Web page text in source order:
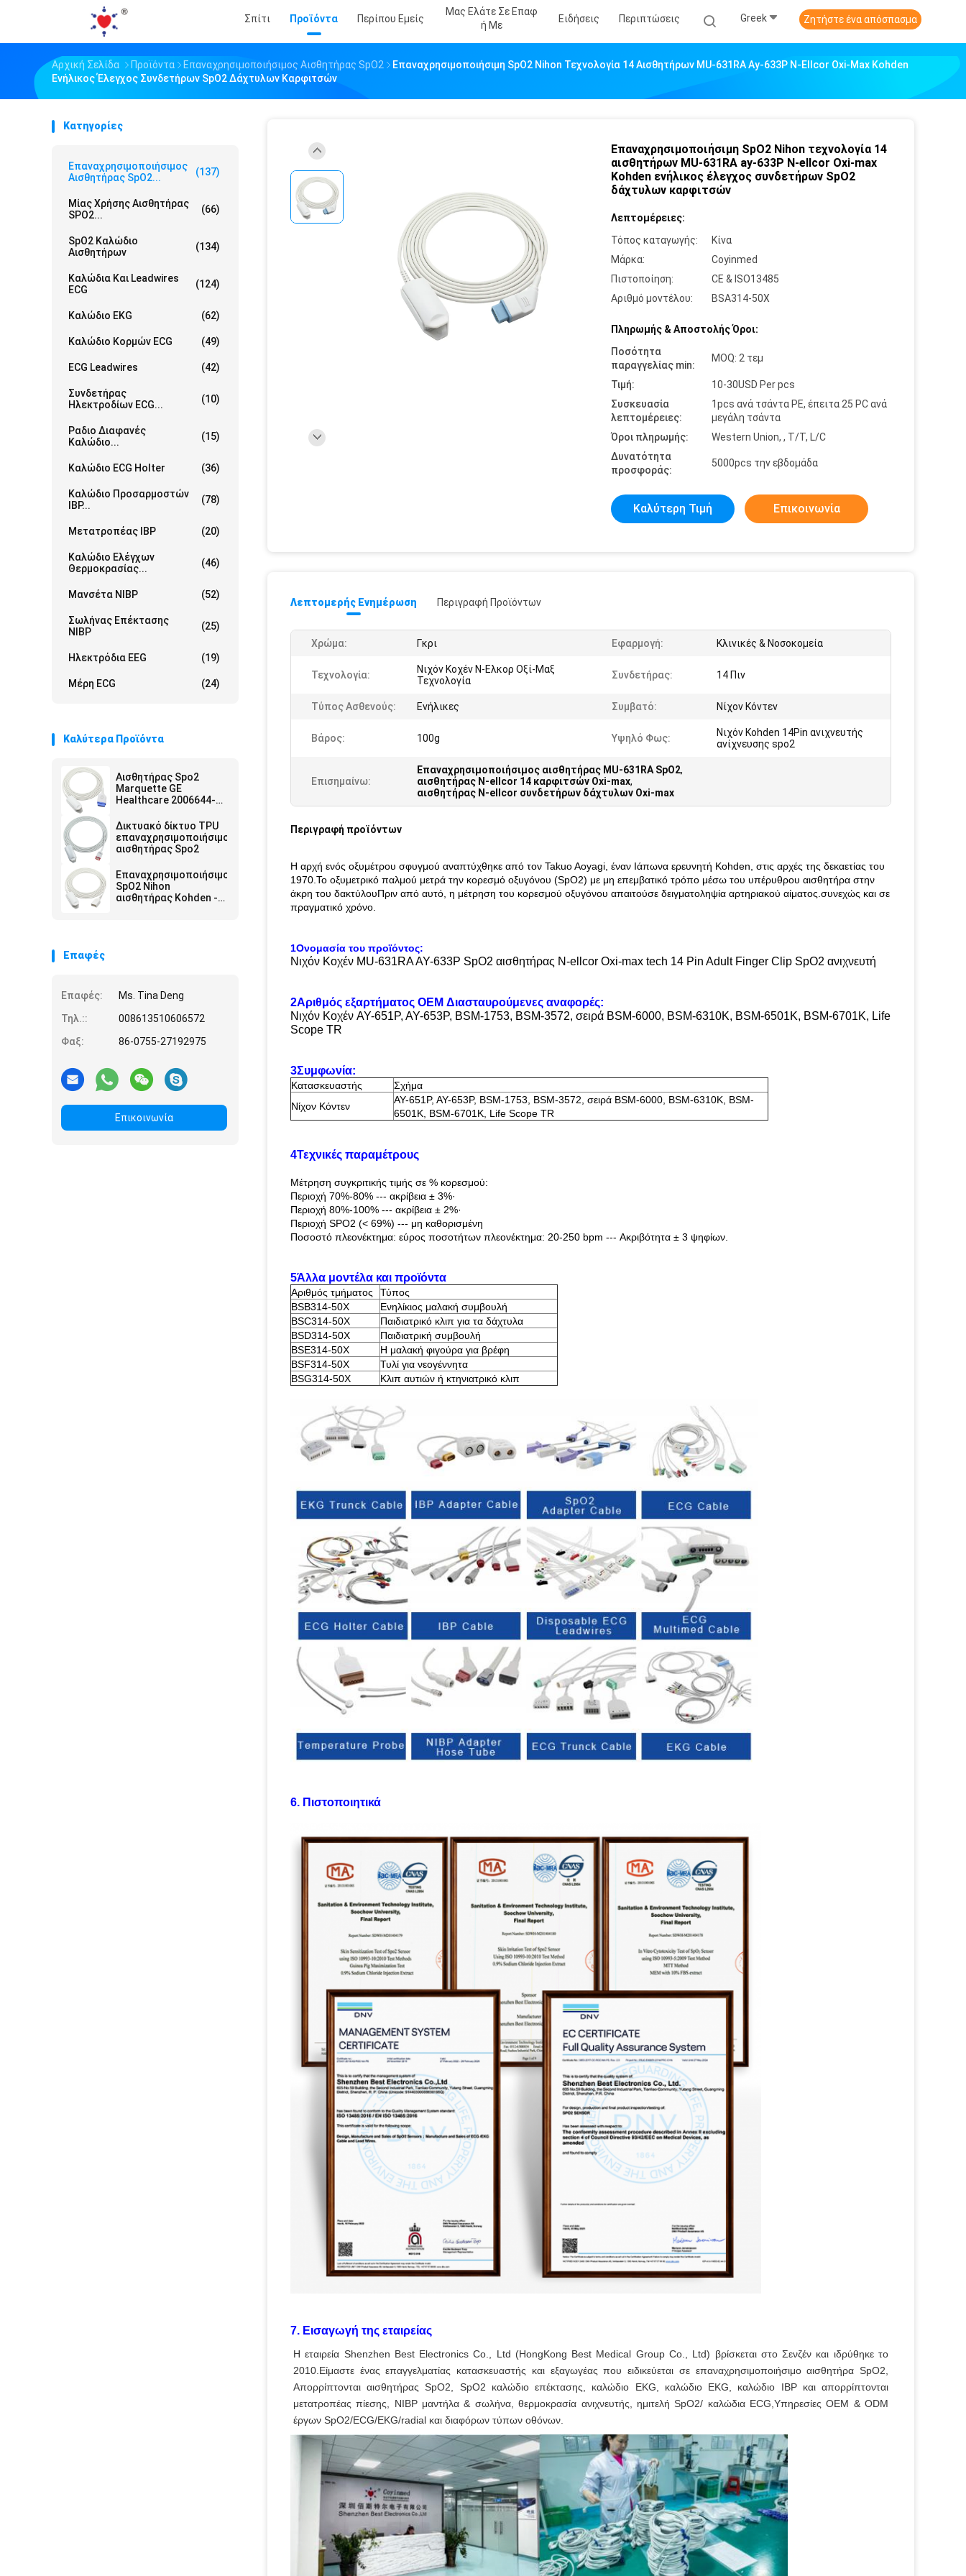
Σπίτι Προϊόντα Περίπου Εμείς
Μας Ελάτε Σε Επαφ
Ή Με
Ειδήσεις Περιπτώσεις Greek Ζητήστε ένα απόσπασμα
Αρχική Σελίδα Προϊόντα Επαναχρησιμοποιήσιμος Αισθητήρας SpO2
Επαναχρησιμοποιήσιμη SpO2 Nihon Τεχνολογία 14 Αισθητήρων MU-631RA Ay-633P N-Ellcor Oxi-Max Kohden
Ενήλικος Έλεγχος Συνδετήρων SpO2 Δάχτυλων Καρφιτσών
Κατηγορίες
Επαναχρησιμοποιήσιμος
Αισθητήρας SpO2...
(137)
Μίας Χρήσης Αισθητήρας
SPO2...
(66)
SpO2 Καλώδιο
Αισθητήρων
(134)
Καλώδια Και Leadwires
ECG
(124)
Καλώδιο EKG (62)
Καλώδιο Κορμών ECG (49)
ECG Leadwires (42)
Συνδετήρας
Ηλεκτροδίων ECG...
(10)
Ραδιο Διαφανές
Καλώδιο...
(15)
Καλώδιο ECG Holter (36)
Καλώδιο Προσαρμοστών
IBP...
(78)
Μετατροπέας IBP (20)
Καλώδιο Ελέγχων
Θερμοκρασίας...
(46)
Μανσέτα NIBP (52)
Σωλήνας Επέκτασης
NIBP
(25)
Ηλεκτρόδια EEG (19)
Μέρη ECG (24)
Καλύτερα Προϊόντα
Αισθητήρας Spo2
Marquette GE
Healthcare 2006644-
Δικτυακό δίκτυο TPU
επαναχρησιμοποιήσιμος
αισθητήρας Spo2
Επαναχρησιμοποιήσιμος
SpO2 Nihon
αισθητήρας Kohden -
Επαφές
Επαφές:
Ms. Tina Deng
Τηλ.::
008613510606572
Φαξ:
86-0755-27192975
Επικοινωνία
Επαναχρησιμοποιήσιμη SpO2 Nihon τεχνολογία 14
αισθητήρων MU-631RA ay-633P N-ellcor Oxi-max
Kohden ενήλικος έλεγχος συνδετήρων SpO2
δάχτυλων καρφιτσών
Λεπτομέρειες:
Τόπος καταγωγής:
Κίνα
Μάρκα:
Coyinmed
Πιστοποίηση:
CE & ISO13485
Αριθμό μοντέλου:
BSA314-50X
Πληρωμής & Αποστολής Όροι:
Ποσότητα
παραγγελίας min:
MOQ: 2 τεμ
Τιμή:
10-30USD Per pcs
Συσκευασία
λεπτομέρειες:
1pcs ανά τσάντα PE, έπειτα 25 PC ανά
μεγάλη τσάντα
Όροι πληρωμής:
Western Union, , T/T, L/C
Δυνατότητα
προσφοράς:
5000pcs την εβδομάδα
Καλύτερη Τιμή Επικοινωνία
Λεπτομερής Ενημέρωση Περιγραφή Προϊόντων
Χρώμα: Γκρι Εφαρμογή: Κλινικές & Νοσοκομεία
Τεχνολογία:
Νιχόν Κοχέν Ν-Ελκορ Οξί-Μαξ
Τεχνολογία
Συνδετήρας: 14 Πιν
Τύπος Ασθενούς: Ενήλικες Συμβατό: Νίχον Κόντεν
Βάρος: 100g Υψηλό Φως:
Νιχόν Kohden 14Pin ανιχνευτής
ανίχνευσης spo2
Επισημαίνω:
Επαναχρησιμοποιήσιμος αισθητήρας MU-631RA SpO2,
αισθητήρας N-ellcor 14 καρφιτσών Oxi-max,
αισθητήρας N-ellcor συνδετήρων δάχτυλων Oxi-max
Περιγραφή προϊόντων
Η αρχή ενός οξυμέτρου σφυγμού αναπτύχθηκε από τον Takuo Aoyagi, έναν Ιάπωνα ερευνητή Kohden, στις αρχές της δεκαετίας του
1970.Το οξυμετρικό παλμού μετρά την κορεσμό οξυγόνου (SpO2) με μη επεμβατικό τρόπο μέσω του υπέρυθρου αισθητήρα στην
άκρη του δακτύλουΠριν από αυτό, η μέτρηση του κορεσμού οξυγόνου απαιτούσε δειγματοληψία αρτηριακού αίματος.συνεχώς και σε
πραγματικό χρόνο.
1Ονομασία του προϊόντος:
Νιχόν Κοχέν ΜU-631RA AY-633P SpO2 αισθητήρας N-ellcor Oxi-max tech 14 Pin Adult Finger Clip SpO2 ανιχνευτή
2Αριθμός εξαρτήματος OEM Διασταυρούμενες αναφορές:
Νιχόν Κοχέν AY-651P, AY-653P, BSM-1753, BSM-3572, σειρά BSM-6000, BSM-6310K, BSM-6501K, BSM-6701K, Life
Scope TR
3Συμφωνία:
Κατασκευαστής
Σχήμα
Νίχον Κόντεν
ΑΥ-651P, AY-653P, BSM-1753, BSM-3572, σειρά BSM-6000, BSM-6310K, BSM-
6501K, BSM-6701K, Life Scope TR
4Τεχνικές παραμέτρους
Μέτρηση συγκριτικής τιμής σε % κορεσμού:
Περιοχή 70%-80% --- ακρίβεια ± 3%·
Περιοχή 80%-100% --- ακρίβεια ± 2%·
Περιοχή SPO2 (< 69%) --- μη καθορισμένη
Ποσοστό πλεονέκτημα: εύρος ποσοτήτων πλεονέκτημα: 20-250 bpm --- Ακριβότητα ± 3 ψηφίων.
5Άλλα μοντέλα και προϊόντα
Αριθμός τμήματος
Τύπος
BSB314-50X
Ενηλίκιος μαλακή συμβουλή
BSC314-50X
Παιδιατρικό κλιπ για τα δάχτυλα
BSD314-50X
Παιδιατρική συμβουλή
BSE314-50X
Η μαλακή φιγούρα για βρέφη
BSF314-50X
Τυλί για νεογέννητα
BSG314-50X
Κλιπ αυτιών ή κτηνιατρικό κλιπ
6. Πιστοποιητικά
7. Εισαγωγή της εταιρείας
Η εταιρεία Shenzhen Best Electronics Co., Ltd (HongKong Best Medical Group Co., Ltd) βρίσκεται στο Σενζέν και ιδρύθηκε το
2010.Είμαστε ένας επαγγελματίας κατασκευαστής και εξαγωγέας που ειδικεύεται σε επαναχρησιμοποιήσιμο αισθητήρα SpO2,
Απορρίπτονται αισθητήρας SpO2, SpO2 καλώδιο επέκτασης, καλώδιο EKG, καλώδιο EKG, καλώδιο IBP και απορρίπτονται
μετατροπέας πίεσης, NIBP μαντήλα & σωλήνα, θερμοκρασία ανιχνευτής, ημιτελή SpO2/ καλώδια ECG,Υπηρεσίες OEM & ODM
έργων SpO2/ECG/EKG/radial και διαφόρων τύπων οθόνων.